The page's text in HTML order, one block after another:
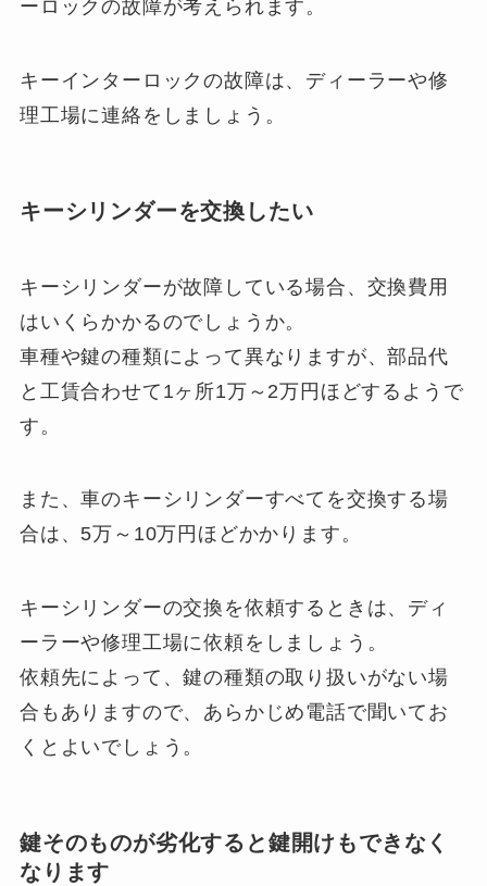
ーロックの故障が考えられます。
キーインターロックの故障は、ディーラーや修
理工場に連絡をしましょう。
キーシリンダーを交換したい
キーシリンダーが故障している場合、交換費用
はいくらかかるのでしょうか。
車種や鍵の種類によって異なりますが、部品代
と工賃合わせて1ヶ所1万～2万円ほどするようで
す。
また、車のキーシリンダーすべてを交換する場
合は、5万～10万円ほどかかります。
キーシリンダーの交換を依頼するときは、ディ
ーラーや修理工場に依頼をしましょう。
依頼先によって、鍵の種類の取り扱いがない場
合もありますので、あらかじめ電話で聞いてお
くとよいでしょう。
鍵そのものが劣化すると鍵開けもできなく
なります